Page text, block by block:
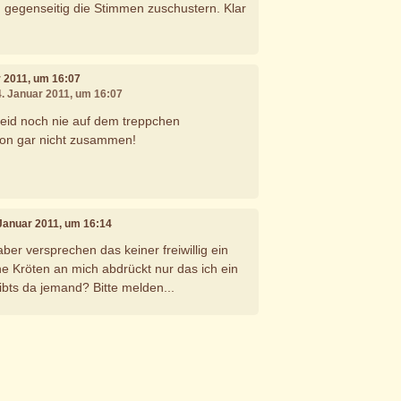
die Stimmen zuschustern. Klar
2011, um 16:07
Januar 2011, um 16:07
noch nie auf dem treppchen
gar nicht zusammen!
2011, um 16:14
versprechen das keiner freiwillig ein
Kröten an mich abdrückt nur das ich ein
da jemand? Bitte melden...